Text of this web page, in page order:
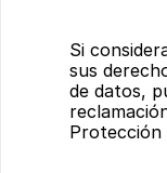
Si
sus
de datos,
Protección